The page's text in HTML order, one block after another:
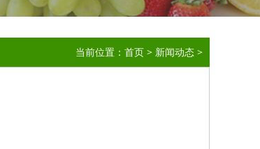
当前位置： 首页 > 新闻动态 >